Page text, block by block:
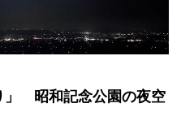
」 昭和記念公園の夜空